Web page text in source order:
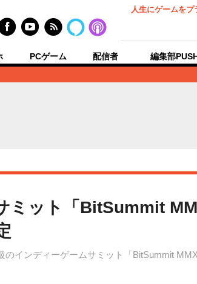
人生にゲームを
PCゲーム 配信者 編集部
ミット「BitSummit
インディーゲームサミット「BitSummit